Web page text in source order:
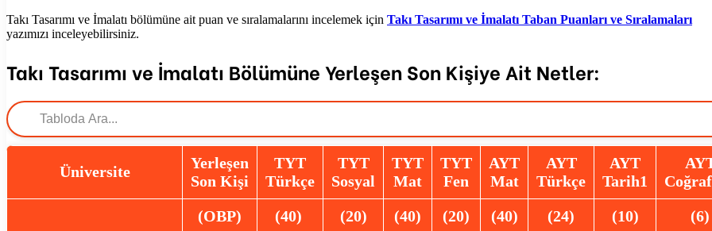
Takı Tasarımı ve İmalatı bölümüne ait puan ve sıralamalarını incelemek için Takı Tasarımı ve İmalatı Taban Puanları ve Sıralamaları
yazımızı inceleyebilirsiniz.
Takı Tasarımı ve İmalatı Bölümüne Yerleşen Son Kişiye Ait Netler:
Üniversite
Yerleşen
Son Kişi
TYT
Türkçe
TYT
Sosyal
TYT
Mat
TYT
Fen
AYT
Mat
AYT
Türkçe
AYT
Tarih1
(OBP)
(40) (20) (40) (20) (40) (24) (10) (6)